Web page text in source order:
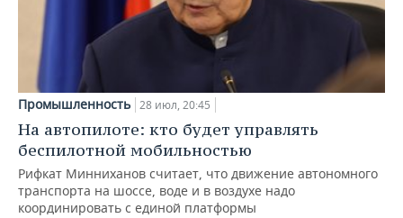
Промышленность 28 июл, 20:45
На автопилоте: кто будет управлять
беспилотной мобильностью
Рифкат Минниханов считает, что движение автономного
транспорта на шоссе, воде и в воздухе надо
координировать с единой платформы